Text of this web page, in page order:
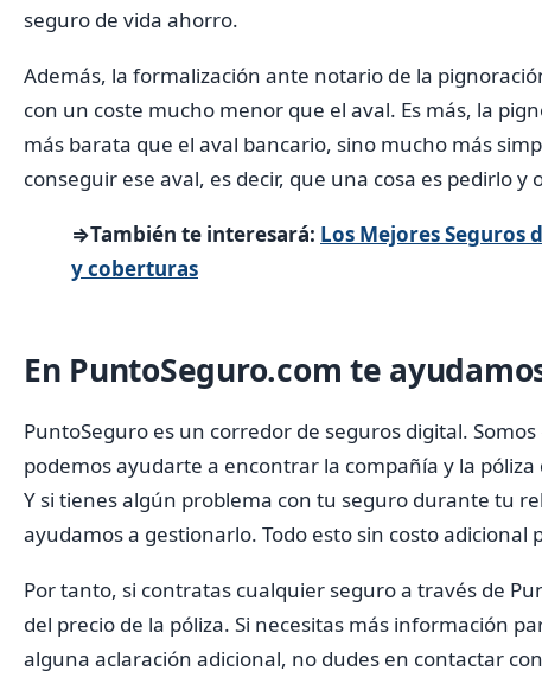
seguro de vida ahorro.
Además, la formalización ante notario de la
con un coste mucho menor que el aval. Es más, la
más barata que el aval bancario, sino mucho más
conseguir ese aval, es decir, que una cosa es pedirlo
⇒También te interesará: Los Mejores Seguros
y coberturas
En PuntoSeguro.com te
PuntoSeguro es un corredor de seguros digital.
podemos ayudarte a encontrar la compañía y la
Y si tienes algún problema con tu seguro durante tu
ayudamos a gestionarlo. Todo esto sin costo adicional
Por tanto, si contratas cualquier seguro a través de
del precio de la póliza. Si necesitas más información
alguna aclaración adicional, no dudes en contactar